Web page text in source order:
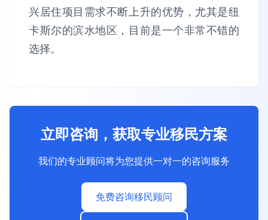
兴居住项目需求不断上升的优势，尤其是纽
卡斯尔的滨水地区，目前是一个非常不错的
选择。
立即咨询，获取专业移民方案
我们的专业顾问将为您提供一对一的咨询服务
免费咨询移民顾问